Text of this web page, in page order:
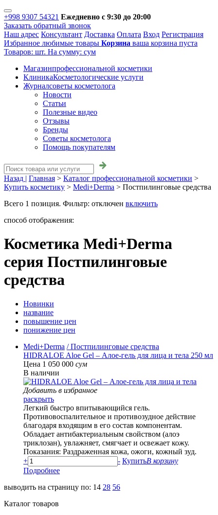
+998 9307 54321 Ежедневно с 9:30 до 20:00
Заказать обратный звонок
Наш адрес Консультант Доставка Оплата Вход Регистрация
Избранное любимые товары Корзина ваша корзина пуста
Товаров: шт. На сумму: сум
Магазинпрофессиональной косметики
КлиникаКосметологические услуги
Журналсоветы косметолога
Новости
Статьи
Полезные видео
Отзывы
Бренды
Советы косметолога
Помощь покупателям
Назад | Главная > Каталог профессиональной косметики >
Купить косметику > Medi+Derma > Постпилинговые средства
Всего 1 позиция. Фильтр: отключен включить
способ отображения:
Косметика Medi+Derma
серия Постпилинговые
средства
Новинки
название
повышение цен
понижение цен
Medi+Derma / Постпилинговые средства
HIDRALOE Aloe Gel – Алое-гель для лица и тела 250 мл
Цена 1 050 000 сум
В наличии
Добавить в избранное
раскрыть
Легкий быстро впитывающийся гель.
Противовоспалительное и противозудное действие
благодаря входящим в его состав компонентам.
Обладает антибактериальным свойством (алоэ
триклозан), увлажняет, смягчает и освежает кожу.
Показания: Раздраженная кожа, ожоги, кожный зуд.
+
- КупитьВ корзину
Подробнее
выводить на страницу по: 14 28 56
Каталог товаров